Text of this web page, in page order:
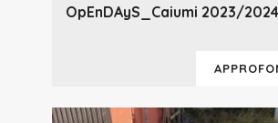
OpEnDAyS_Caiumi 2023/2024